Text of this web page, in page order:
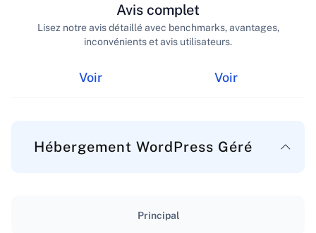
Voir
Avis complet
Lisez notre avis détaillé avec benchmarks, avantages,
inconvénients et avis utilisateurs.
Voir
Hébergement WordPress Géré
Principal